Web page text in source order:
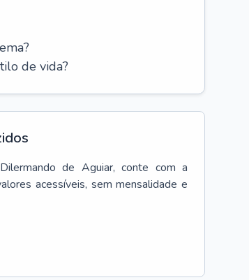
de vida?
Dilermando de Aguiar, conte com a
acessíveis, sem mensalidade e